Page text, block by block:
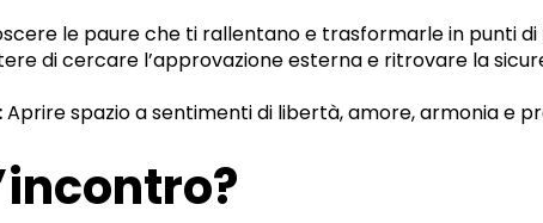
le paure che ti rallentano e trasformarle in punti di
di cercare l’approvazione esterna e ritrovare la
Aprire spazio a sentimenti di libertà, amore, armonia e